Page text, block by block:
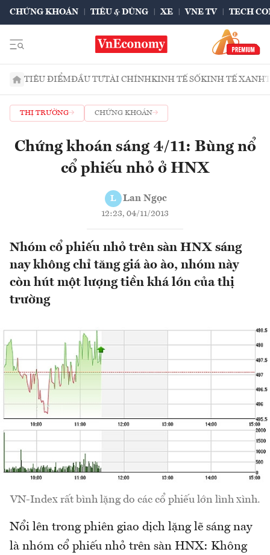
CHỨNG KHOÁN TIÊU & DÙNG XE VNE TV TECH
TIÊU ĐIỂMĐẦU TƯTÀI CHÍNHKINH TẾ SỐKINH TẾ XANH
THỊ TRƯỜNG CHỨNG KHOÁN
Chứng khoán sáng 4/11: Bùng nổ
cổ phiếu nhỏ ở HNX
L Lan Ngọc
12:23, 04/11/2013
Nhóm cổ phiếu nhỏ trên sàn HNX sáng
nay không chỉ tăng giá ào ào, nhóm này
còn hút một lượng tiền khá lớn của thị
trường
VN-Index rất bình lặng do các cổ phiếu lớn lình xình.
Nổi lên trong phiên giao dịch lặng lẽ sáng nay
là nhóm cổ phiếu nhỏ trên sàn HNX: Không